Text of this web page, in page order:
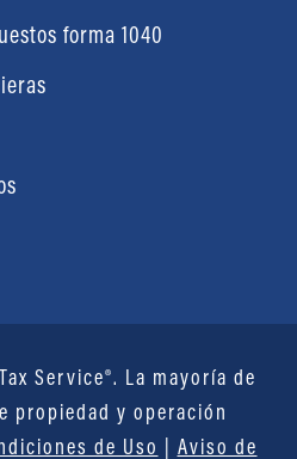
forma 1040
Service®. La mayoría de
propiedad y operación
de Uso | Aviso de